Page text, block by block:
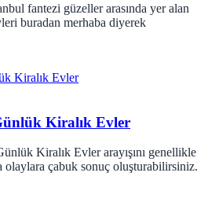
fantezi güzeller arasında yer alan
buradan merhaba diyerek
Kiralık Evler
Kiralık Evler arayışını genellikle
olaylara çabuk sonuç oluşturabilirsiniz.